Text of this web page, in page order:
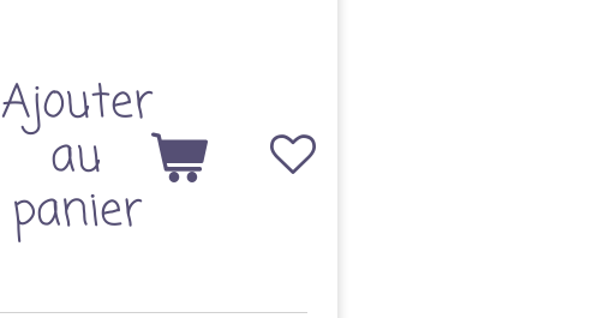
Ajouter
au
panier